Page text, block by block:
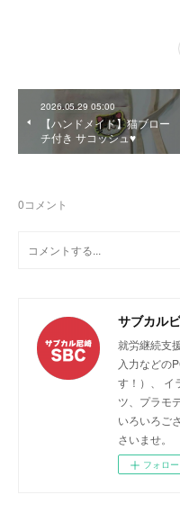
2026.05.29 05:00
【ハンドメイド】猫ブロー
チ付き サコッシュ♥️
0コメント
サブカル
就労継続支
入力などの
す！）、 イ
ツ、プラモ
いろいろご
さいませ。
フォロー